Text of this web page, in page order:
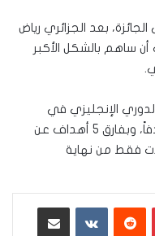
بعد الجزائري رياض
سيتي عام 2016، وقت أن ساهم بالشكل الأكبر
.
الإنجليزي في
موسمه الأول مع ليفربول برصيد 31 هدفاً، وبفارق 5 أهداف عن
هاري كين، قبل 3 جولات فقط من نهاية
بينتيريست ‏VKontakte